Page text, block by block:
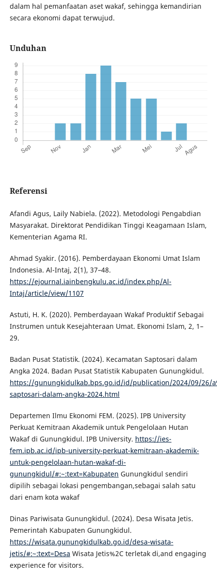
dalam hal pemanfaatan aset wakaf, sehingga kemandirian
secara ekonomi dapat terwujud.
Unduhan
Referensi
Afandi Agus, Laily Nabiela. (2022). Metodologi Pengabdian
Masyarakat. Direktorat Pendidikan Tinggi Keagamaan Islam,
Kementerian Agama RI.
Ahmad Syakir. (2016). Pemberdayaan Ekonomi Umat Islam
Indonesia. Al-Intaj, 2(1), 37–48.
https://ejournal.iainbengkulu.ac.id/index.php/Al-
Intaj/article/view/1107
Astuti, H. K. (2020). Pemberdayaan Wakaf Produktif Sebagai
Instrumen untuk Kesejahteraan Umat. Ekonomi Islam, 2, 1–
29.
Badan Pusat Statistik. (2024). Kecamatan Saptosari dalam
Angka 2024. Badan Pusat Statistik Kabupaten Gunungkidul.
https://gunungkidulkab.bps.go.id/id/publication/2024/09/26/
saptosari-dalam-angka-2024.html
Departemen Ilmu Ekonomi FEM. (2025). IPB University
Perkuat Kemitraan Akademik untuk Pengelolaan Hutan
Wakaf di Gunungkidul. IPB University. https://ies-
fem.ipb.ac.id/ipb-university-perkuat-kemitraan-akademik-
untuk-pengelolaan-hutan-wakaf-di-
gunungkidul/#:~:text=Kabupaten Gunungkidul sendiri
dipilih sebagai lokasi pengembangan,sebagai salah satu
dari enam kota wakaf
Dinas Pariwisata Gunungkidul. (2024). Desa Wisata Jetis.
Pemerintah Kabupaten Gunungkidul.
https://wisata.gunungkidulkab.go.id/desa-wisata-
jetis/#:~:text=Desa Wisata Jetis%2C terletak di,and engaging
experience for visitors.